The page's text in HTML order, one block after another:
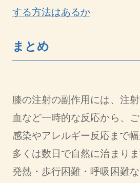
する方法はあるか
まとめ
膝の注射の副作用には、注
血など一時的な反応から、
感染やアレルギー反応まで幅
多くは数日で自然に治まり
発熱・歩行困難・呼吸困難な